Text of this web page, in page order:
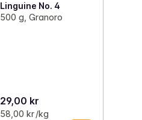
Linguine No. 4
500 g, Granoro
29,00 kr
58,00 kr /kg